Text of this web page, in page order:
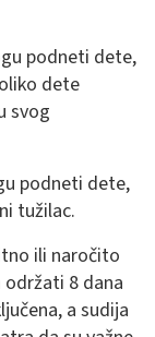
podneti dete,
dete
svog
podneti dete,
tužilac.
ili naročito
8 dana
a sudija